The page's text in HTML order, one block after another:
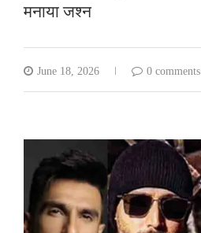
मनाया जश्न
June 18, 2026 0 comments